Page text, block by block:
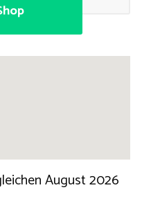
August 2026